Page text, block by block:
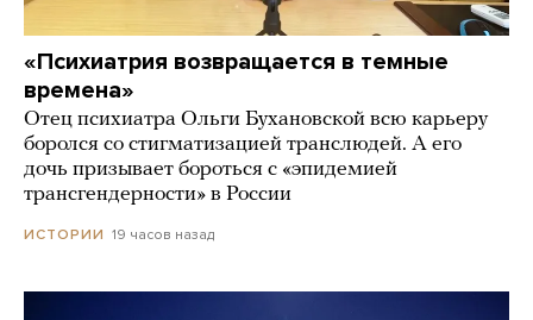
«Психиатрия возвращается в темные
времена»
Отец психиатра Ольги Бухановской всю карьеру
боролся со стигматизацией транслюдей. А его
дочь призывает бороться с «эпидемией
трансгендерности» в России
ИСТОРИИ 19 часов назад